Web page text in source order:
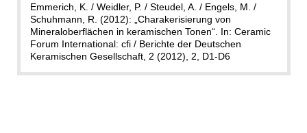
Emmerich, K. / Weidler, P. / Steudel, A. / Engels, M. /
Schuhmann, R. (2012): „Charakerisierung von
Mineraloberflächen in keramischen Tonen“. In: Ceramic
Forum International: cfi / Berichte der Deutschen
Keramischen Gesellschaft, 2 (2012), 2, D1-D6